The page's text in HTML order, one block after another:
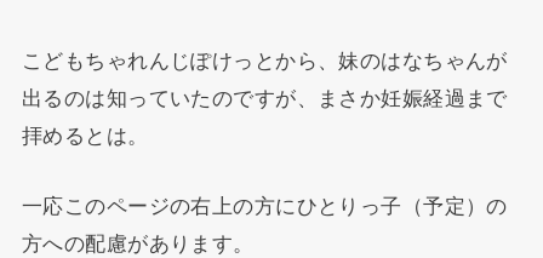
こどもちゃれんじぽけっとから、妹のはなちゃんが
出るのは知っていたのですが、まさか妊娠経過まで
拝めるとは。
一応このページの右上の方にひとりっ子（予定）の
方への配慮があります。